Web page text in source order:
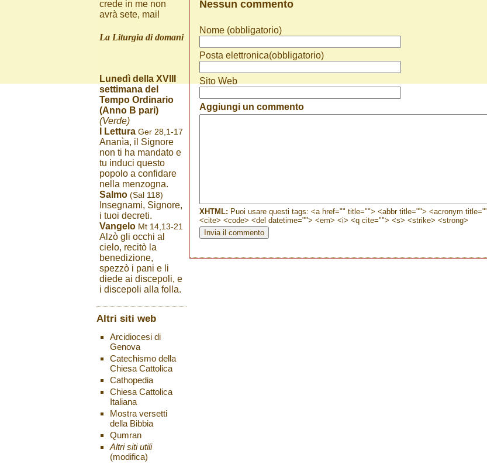
Nessun commento
Nome (obbligatorio)
Posta elettronica(obbligatorio)
Sito Web
Aggiungi un commento
XHTML: Puoi usare questi tags: <a href="" title=""> <abbr title=""> <acronym
<cite> <code> <del datetime=""> <em> <i> <q cite=""> <s> <strike> <strong>
crede in me non
avrà sete, mai!
La Liturgia di domani
Lunedì della XVIII
settimana del
Tempo Ordinario
(Anno B pari)
(Verde)
I Lettura Ger 28,1-17
Ananìa, il Signore
non ti ha mandato e
tu induci questo
popolo a confidare
nella menzogna.
Salmo (Sal 118)
Insegnami, Signore,
i tuoi decreti.
Vangelo Mt 14,13-21
Alzò gli occhi al
cielo, recitò la
benedizione,
spezzò i pani e li
diede ai discepoli, e
i discepoli alla folla.
Altri siti web
Arcidiocesi di
Genova
Catechismo della
Chiesa Cattolica
Cathopedia
Chiesa Cattolica
Italiana
Mostra versetti
della Bibbia
Qumran
Altri siti utili
(modifica)